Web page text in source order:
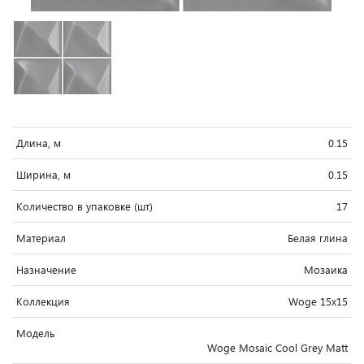
Длина, м 0.15
Ширина, м 0.15
Количество в упаковке (шт) 17
Материал Белая глина
Назначение Мозаика
Коллекция Woge 15x15
Модель
Woge Mosaic Cool Grey Matt